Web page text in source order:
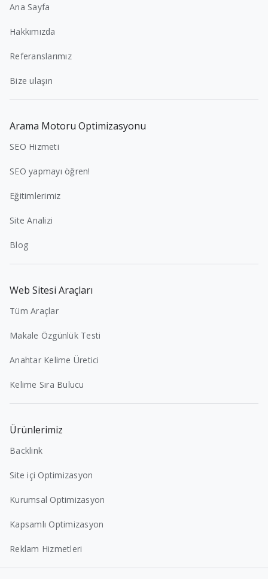
Ana Sayfa
Hakkımızda
Referanslarımız
Bize ulaşın
Arama Motoru Optimizasyonu
SEO Hizmeti
SEO yapmayı öğren!
Eğitimlerimiz
Site Analizi
Blog
Web Sitesi Araçları
Tüm Araçlar
Makale Özgünlük Testi
Anahtar Kelime Üretici
Kelime Sıra Bulucu
Ürünlerimiz
Backlink
Site içi Optimizasyon
Kurumsal Optimizasyon
Kapsamlı Optimizasyon
Reklam Hizmetleri